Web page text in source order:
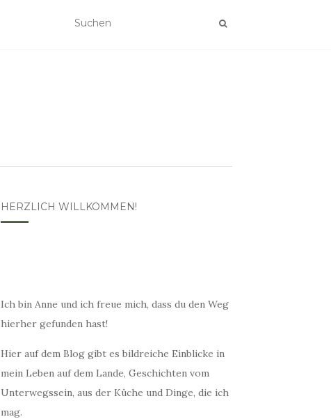
HERZLICH WILLKOMMEN!
Ich bin Anne und ich freue mich, dass du den Weg
hierher gefunden hast!
Hier auf dem Blog gibt es bildreiche Einblicke in
mein Leben auf dem Lande, Geschichten vom
Unterwegssein, aus der Küche und Dinge, die ich
mag.